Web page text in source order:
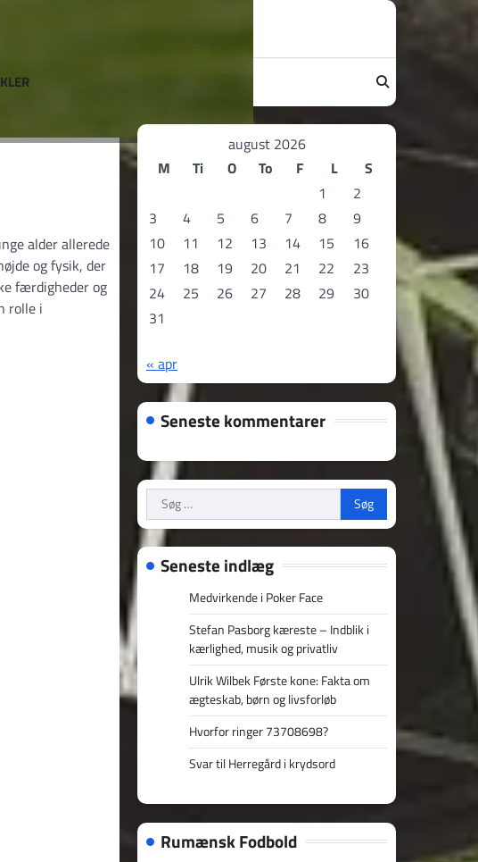
alder allerede
og fysik, der
færdigheder og
rolle i
august 2026
M
Ti O To F L
S
1
2
3
4 5 6 7 8
9
10
11 12 13 14 15
16
17
18 19 20 21 22
23
24
25 26 27 28 29
30
31
« apr
Seneste kommentarer
Søg
efter:
Seneste indlæg
Medvirkende i Poker Face
Stefan Pasborg kæreste – Indblik i
kærlighed, musik og privatliv
Ulrik Wilbek Første kone: Fakta om
ægteskab, børn og livsforløb
Hvorfor ringer 73708698?
Svar til Herregård i krydsord
Rumænsk Fodbold